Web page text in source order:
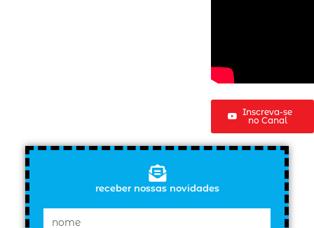
Inscreva-se
no Canal
receber nossas novidades